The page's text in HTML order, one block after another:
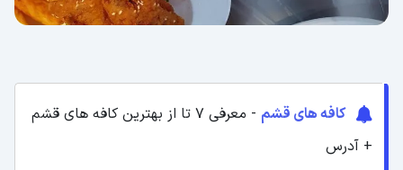
کافه های قشم
- معرفی 7 تا از بهترین کافه های قشم
+ آدرس